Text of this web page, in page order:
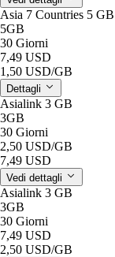
Asia 7 Countries 5 GB
5GB
30 Giorni
7,49 USD
1,50 USD/GB
Dettagli
Asialink 3 GB
3GB
30 Giorni
2,50 USD/GB
7,49 USD
Vedi dettagli
Asialink 3 GB
3GB
30 Giorni
7,49 USD
2,50 USD/GB